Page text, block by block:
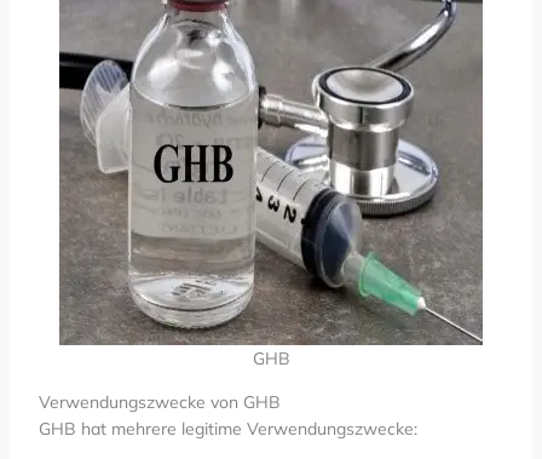
GHB
Verwendungszwecke von GHB
GHB hat mehrere legitime Verwendungszwecke: